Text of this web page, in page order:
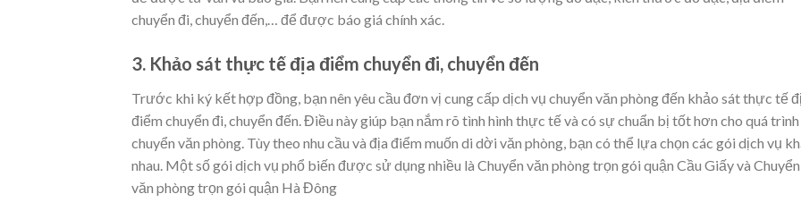
chuyển đi, chuyển đến,… để được báo giá chính xác.
3. Khảo sát thực tế địa điểm chuyển đi, chuyển đến
Trước khi ký kết hợp đồng, bạn nên yêu cầu đơn vị cung cấp dịch vụ chuyển văn phòng đến khảo sát thực tế
điểm chuyển đi, chuyển đến. Điều này giúp bạn nắm rõ tình hình thực tế và có sự chuẩn bị tốt hơn cho quá trình
chuyển văn phòng. Tùy theo nhu cầu và địa điểm muốn di dời văn phòng, bạn có thể lựa chọn các gói dịch vụ
nhau. Một số gói dịch vụ phổ biến được sử dụng nhiều là Chuyển văn phòng trọn gói quận Cầu Giấy và Chuyển
văn phòng trọn gói quận Hà Đông